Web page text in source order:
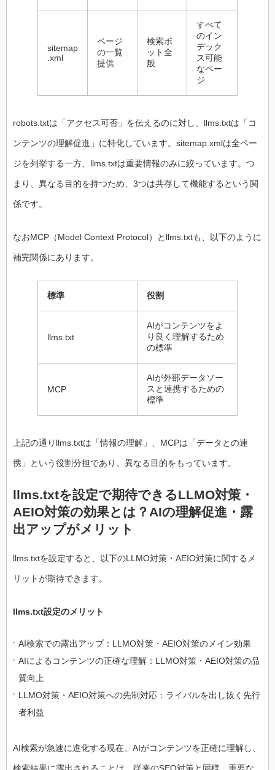
sitemap
.xml
ページ
の一覧
提供
検索ボ
ット全
般
すべて
のイン
デック
ス可能
なペー
ジ
robots.txtは「アクセス可否」を伝えるのに対し、llms.txtは「コ
ンテンツの理解促進」に特化しています。sitemap.xmlは全ペー
ジを列挙する一方、llms.txtは重要情報のみに絞っています。つ
まり、異なる目的を持つため、3つは共存して機能するという関
係です。
なおMCP（Model Context Protocol）とllms.txtも、以下のように
補完関係にあります。
標準 役割
llms.txt
AIがコンテンツをよ
り良く理解するため
の標準
MCP
AIが外部データソー
スと連携するための
標準
上記の通りllms.txtは「情報の理解」、MCPは「データとの連
携」という役割分担であり、異なる目的をもっています。
llms.txtを設定で期待できるLLMO対策・
AEIO対策の効果とは？AIの理解促進・露
出アップがメリット
llms.txtを設定すると、以下のLLMO対策・AEIO対策に関するメ
リットが期待できます。
llms.txt設定のメリット
AI検索での露出アップ：LLMO対策・AEIO対策のメイン効果
AIによるコンテンツの正確な理解：LLMO対策・AEIO対策の品
質向上
LLMO対策・AEIO対策への先制対応：ライバルを出し抜く先行
者利益
AI検索が急速に進化する現在、AIがコンテンツを正確に理解し、